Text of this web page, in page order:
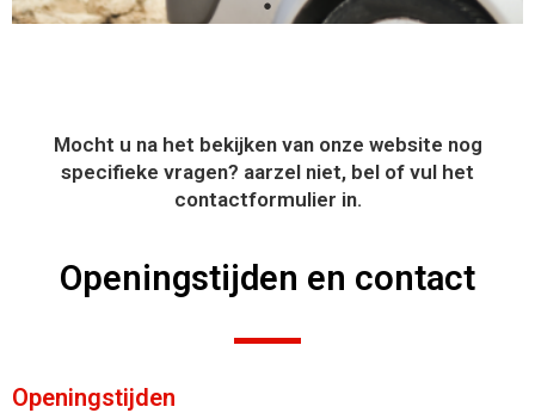
Mocht u na het bekijken van onze website nog
specifieke vragen? aarzel niet, bel of vul het
contactformulier in.
Openingstijden en contact
Openingstijden